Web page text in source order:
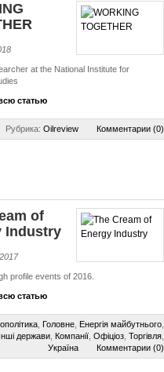
at the National Institute for
статью
Рубрика: Oilreview Комментарии (0)
of
Industry
profile events of 2016.
статью
Головне Енергія майбутнього
Інші держави Компанії Офіціоз Торгівля
Україна
Комментарии (0)